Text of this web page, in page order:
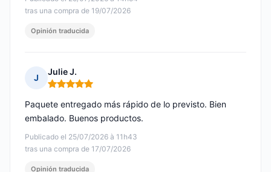
tras una compra de 19/07/2026
Opinión traducida
J
Julie J.
Nota: 5 de 5
Publicado el 25/07/2026 à 11h43
tras una compra de 17/07/2026
Paquete entregado más rápido de lo previsto. Bien
embalado. Buenos productos.
Opinión traducida